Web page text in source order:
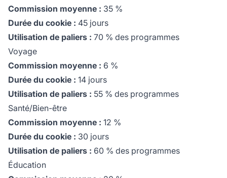
Commission moyenne : 35 %
Durée du cookie : 45 jours
Utilisation de paliers : 70 % des programmes
Voyage
Commission moyenne : 6 %
Durée du cookie : 14 jours
Utilisation de paliers : 55 % des programmes
Santé/Bien-être
Commission moyenne : 12 %
Durée du cookie : 30 jours
Utilisation de paliers : 60 % des programmes
Éducation